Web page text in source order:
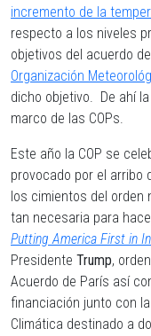
incremento de la
respecto a los niveles
objetivos del acuerdo
Organización
dicho objetivo. De ahí
marco de las COPs.
Este año la COP se
provocado por el arribo
los cimientos del orden
tan necesaria para
Putting America First in
Presidente Trump,
Acuerdo de París así
financiación junto con
Climática destinado a